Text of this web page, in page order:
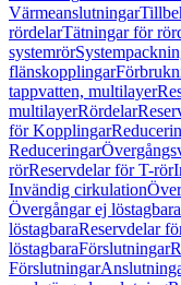
Värmeanslutningar
rördelarTätningar för
systemrör
flänskopplingar
tappvatten, multilayer
multilayerRördelar
för Kopplingar
Reduceringar
rörReservdelar för T-rör
Invändig cirkulation
Övergångar ej löstagbara
löstagbaraReservdelar
löstagbaraFörslutningar
Förslutningar